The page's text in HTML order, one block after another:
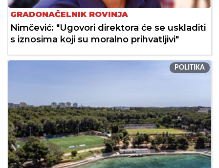
GRADONAČELNIK ROVINJA
Nimčević: "Ugovori direktora će se uskladiti
s iznosima koji su moralno prihvatljivi"
POLITIKA